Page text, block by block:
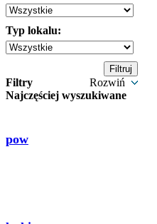
Typ lokalu:
Filtry
Rozwiń
Najczęściej wyszukiwane
pow